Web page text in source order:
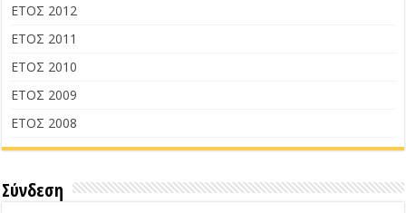
ΕΤΟΣ 2012
ΕΤΟΣ 2011
ΕΤΟΣ 2010
ΕΤΟΣ 2009
ΕΤΟΣ 2008
Σύνδεση